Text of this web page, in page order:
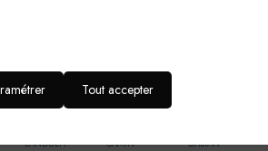
PASTAGA
LANDOLFI
CAGNARD
CAMIN
GABIAN
Tout accepter